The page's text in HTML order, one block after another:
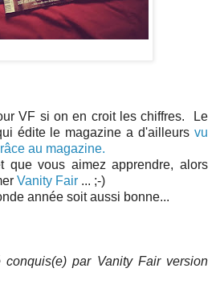
VF si on en croit les chiffres. Le
édite le magazine a d'ailleursvu
au magazine.
que vous aimez apprendre, alors
Vanity Fair ... ;-)
année soit aussi bonne...
par Vanity Fair version